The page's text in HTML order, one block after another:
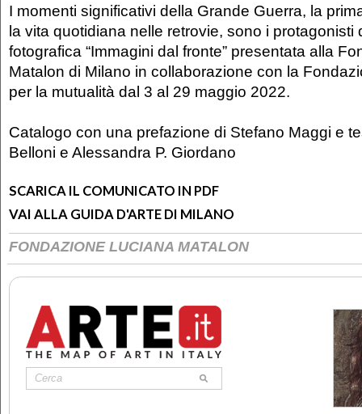
I momenti significativi della Grande Guerra, la
la vita quotidiana nelle retrovie, sono i protagonisti
fotografica “Immagini dal fronte” presentata alla
Matalon di Milano in collaborazione con la
per la mutualità dal 3 al 29 maggio 2022.
Catalogo con una prefazione di Stefano Maggi e
Belloni e Alessandra P. Giordano
SCARICA IL COMUNICATO IN PDF
VAI ALLA GUIDA D'ARTE DI MILANO
FONDAZIONE LUCIANA MATALON